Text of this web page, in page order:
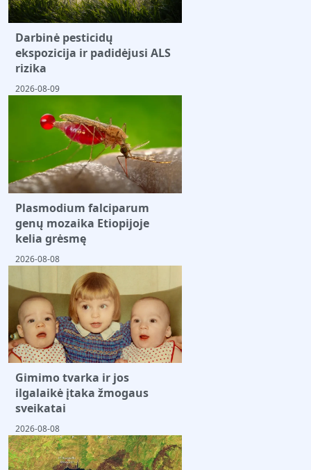
Darbinė pesticidų
ekspozicija ir padidėjusi ALS
rizika
2026-08-09
Plasmodium falciparum
genų mozaika Etiopijoje
kelia grėsmę
2026-08-08
Gimimo tvarka ir jos
ilgalaikė įtaka žmogaus
sveikatai
2026-08-08